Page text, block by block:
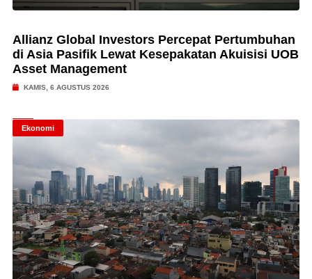
Allianz Global Investors Percepat Pertumbuhan
di Asia Pasifik Lewat Kesepakatan Akuisisi UOB
Asset Management
KAMIS, 6 AGUSTUS 2026
Ekonomi